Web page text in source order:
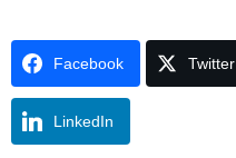
Facebook Twitter
LinkedIn